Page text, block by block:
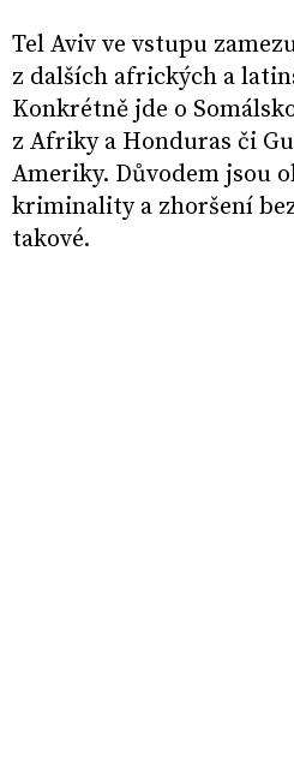
Tel Aviv ve vstupu
z dalších afrických a
Konkrétně jde o
z Afriky a Honduras či
Ameriky. Důvodem jsou
kriminality a zhoršení
takové.